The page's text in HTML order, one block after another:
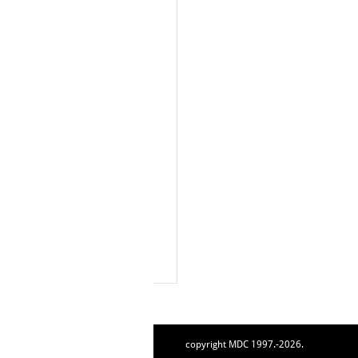
copyright MDC 1997.-2026.